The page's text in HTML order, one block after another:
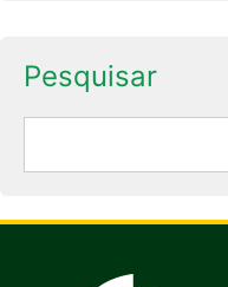
Pesquisar